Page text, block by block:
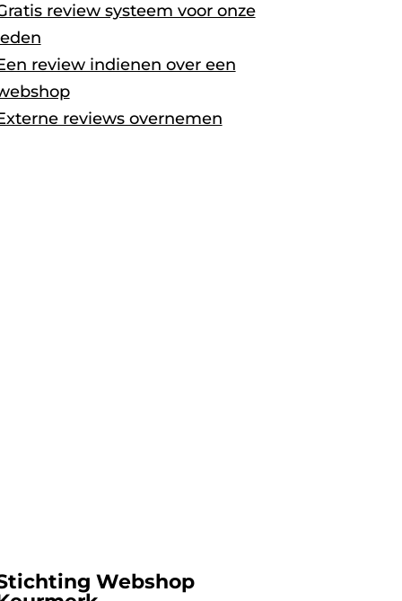
review systeem voor onze
review indienen over een
reviews overnemen
Webshop